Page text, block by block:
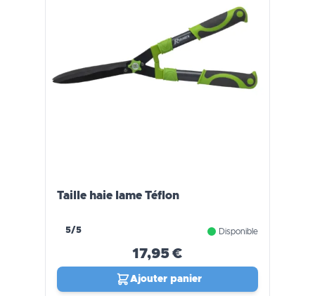
Taille haie lame Téflon
5/5 Disponible
17,95 €
Ajouter panier